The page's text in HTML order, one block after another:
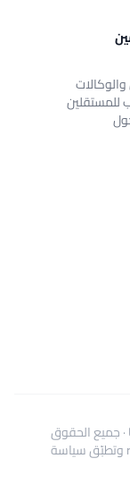
للمستقلين
· جميع الحقوق
سياسة